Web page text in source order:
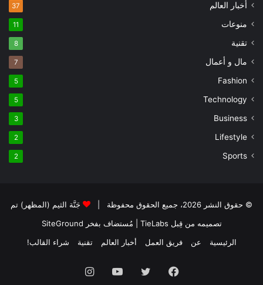
أخبار العالم 37
منوعات 11
تقنية 8
مال و أعمال 7
Fashion
5
Technology
5
Business
3
Lifestyle
2
Sports
2
© حقوق النشر 2026، جميع الحقوق محفوظة |
جَنَّة الثيم (المظهر) تم
تصميمه من قِبل TieLabs
| مُستضاف بفخر SiteGround
الرئيسية
عن فريق العمل أخبار العالم تقنية شراء القالب!
فيسبوك تويتر يوتيوب